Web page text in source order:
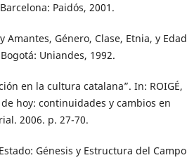
Paidós, 2001.
Amantes, Género, Clase, Etnia, y Edad
Uniandes, 1992.
en la cultura catalana”. In: ROIGÉ,
hoy: continuidades y cambios en
2006. p. 27-70.
Génesis y Estructura del Campo